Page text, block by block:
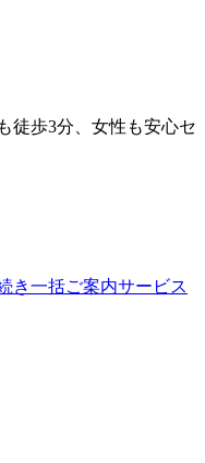
徒歩3分、女性も安心セ